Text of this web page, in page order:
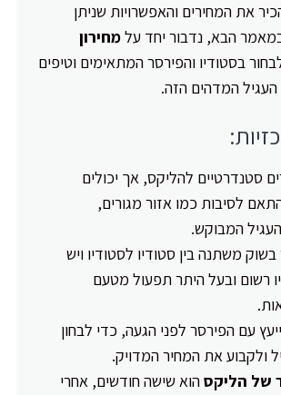
את המחירים והאפשרויות שניתן
הבא, נדבור יחד עלמחירון
בסטודיו והפירסר המתאימים וטיפים
העגיל המדהים הזה.
סטנדרטיים להליקס, אך יכולים
לסיבות כמו אזור מגורים,
המבוקש.
משתנה בין סטודיו לסטודיו ויש
רשום ובעל היתר תפעול מטעם
עם הפירסר לפני הגעה, כדי לבחון
ולקבוע את המחיר המדויק.
של הליקסהוא שישה חודשים, אחרי